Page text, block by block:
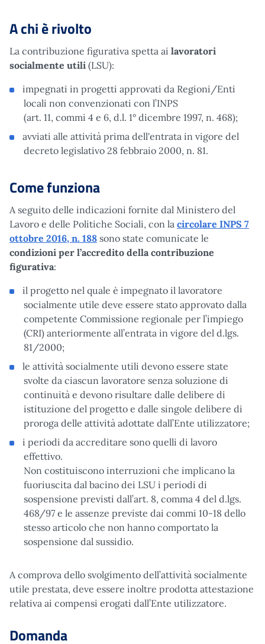
A chi è rivolto
La contribuzione figurativa spetta ai lavoratori
socialmente utili (LSU):
impegnati in progetti approvati da Regioni/Enti
locali non convenzionati con l’INPS
(art. 11, commi 4 e 6, d.l. 1° dicembre 1997, n. 468);
avviati alle attività prima dell'entrata in vigore del
decreto legislativo 28 febbraio 2000, n. 81.
Come funziona
A seguito delle indicazioni fornite dal Ministero del
Lavoro e delle Politiche Sociali, con la circolare INPS 7
ottobre 2016, n. 188 sono state comunicate le
condizioni per l’accredito della contribuzione
figurativa:
il progetto nel quale è impegnato il lavoratore
socialmente utile deve essere stato approvato dalla
competente Commissione regionale per l’impiego
(CRI) anteriormente all’entrata in vigore del d.lgs.
81/2000;
le attività socialmente utili devono essere state
svolte da ciascun lavoratore senza soluzione di
continuità e devono risultare dalle delibere di
istituzione del progetto e dalle singole delibere di
proroga delle attività adottate dall’Ente utilizzatore;
i periodi da accreditare sono quelli di lavoro
effettivo.
Non costituiscono interruzioni che implicano la
fuoriuscita dal bacino dei LSU i periodi di
sospensione previsti dall’art. 8, comma 4 del d.lgs.
468/97 e le assenze previste dai commi 10-18 dello
stesso articolo che non hanno comportato la
sospensione dal sussidio.
A comprova dello svolgimento dell’attività socialmente
utile prestata, deve essere inoltre prodotta attestazione
relativa ai compensi erogati dall’Ente utilizzatore.
Domanda